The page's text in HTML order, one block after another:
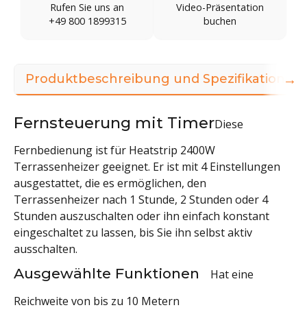
Rufen Sie uns an
+49 800 1899315
Video-Präsentation
buchen
Produktbeschreibung und Spezifikationen
Fernsteuerung mit TimerDiese
Fernbedienung ist für Heatstrip 2400W
Terrassenheizer geeignet. Er ist mit 4 Einstellungen
ausgestattet, die es ermöglichen, den
Terrassenheizer nach 1 Stunde, 2 Stunden oder 4
Stunden auszuschalten oder ihn einfach konstant
eingeschaltet zu lassen, bis Sie ihn selbst aktiv
ausschalten.
Ausgewählte Funktionen Hat eine
Reichweite von bis zu 10 Metern
→